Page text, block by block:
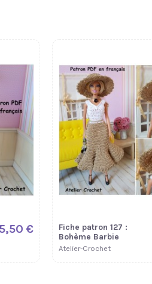
€
Fiche patron 316 :
Mirabella Mia Nines
Onil
5,50 €
Fiche patron 127 :
Bohème Barbie
Atelier-Crochet